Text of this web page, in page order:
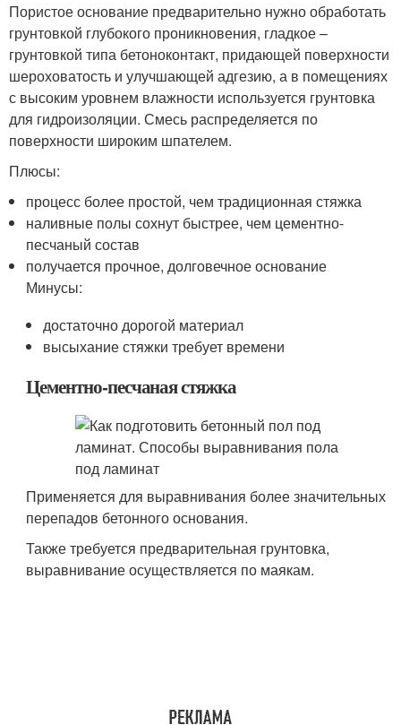
Пористое основание предварительно нужно обработать
грунтовкой глубокого проникновения, гладкое –
грунтовкой типа бетоноконтакт, придающей поверхности
шероховатость и улучшающей адгезию, а в помещениях
с высоким уровнем влажности используется грунтовка
для гидроизоляции. Смесь распределяется по
поверхности широким шпателем.
Плюсы:
процесс более простой, чем традиционная стяжка
наливные полы сохнут быстрее, чем цементно-
песчаный состав
получается прочное, долговечное основание
Минусы:
достаточно дорогой материал
высыхание стяжки требует времени
Цементно-песчаная стяжка
Применяется для выравнивания более значительных
перепадов бетонного основания.
Также требуется предварительная грунтовка,
выравнивание осуществляется по маякам.